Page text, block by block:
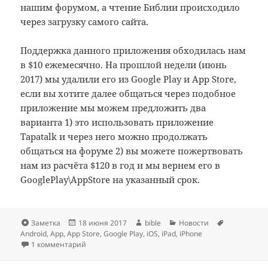
нашим форумом, а чтение Библии происходило
через загрузку самого сайта.
Поддержка данного приложения обходилась нам
в $10 ежемесячно. На прошлой недели (июнь
2017) мы удалили его из Google Play и App Store,
если вы хотите далее общаться через подобное
приложение мы можем предложить два
варианта 1) это использовать приложение
Tapatalk и через него можно продолжать
общаться на форуме 2) вы можете пожертвовать
нам из расчёта $120 в год и мы вернем его в
GooglePlay\AppStore на указанный срок.
Формат
Заметка Опубликовано
18 июня 2017 Автор
bible Рубрики
Новости
Android,App,App Store,Google Play, iOS, iPad, iPhone
1 комментарий